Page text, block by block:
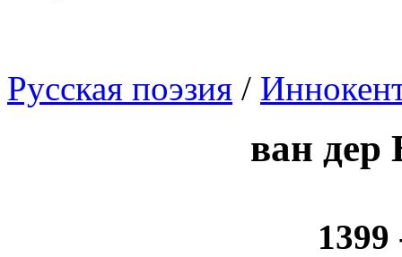
Русская поэзия /
ван дер
1399